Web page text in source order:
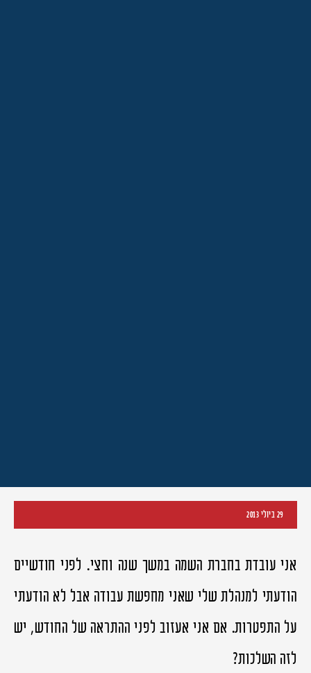
29 ביולי 2013
אני עובדת בחברת השמה במשך שנה וחצי. לפני חודשיים
הודעתי למנהלת שלי שאני מחפשת עבודה אבל לא הודעתי
על התפטרות. אם אני אעזוב לפני ההתראה של החודש, יש
לזה השלכות?